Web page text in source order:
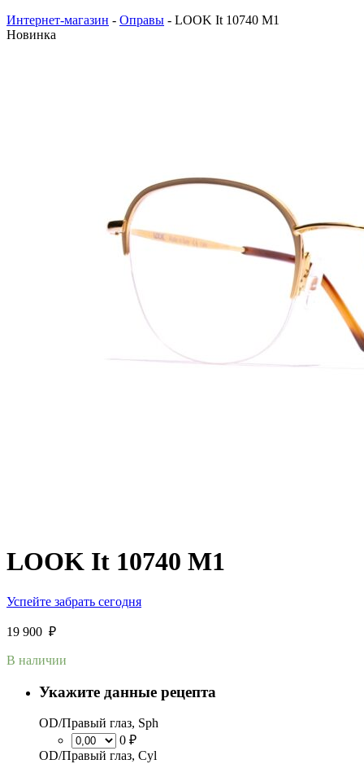
Интернет-магазин - Оправы - LOOK It 10740 M1
Новинка
LOOK It 10740 M1
Успейте забрать сегодня
19 900 ₽
В наличии
Укажите данные рецепта
OD/Правый глаз, Sph
0 ₽
OD/Правый глаз, Cyl